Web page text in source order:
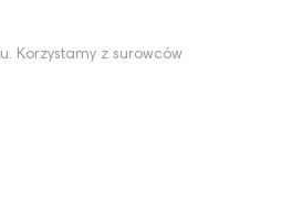
Korzystamy z surowców